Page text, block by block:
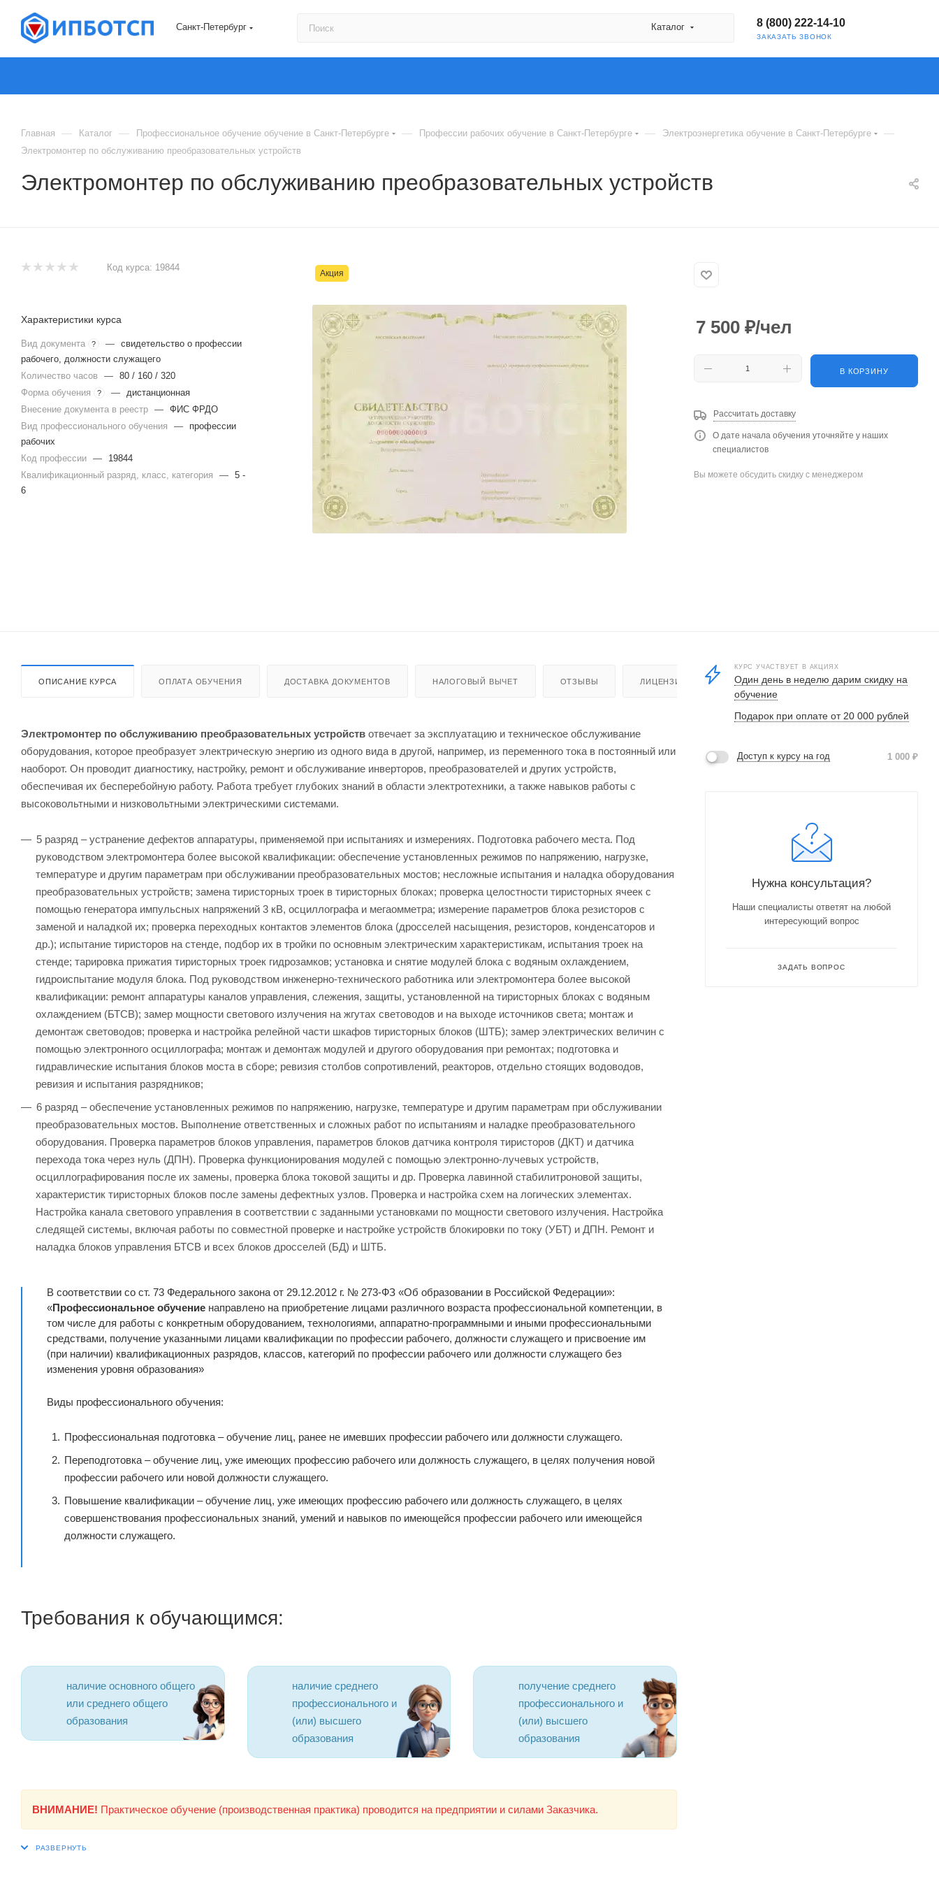
Санкт-Петербург Каталог 8 (800) 222-14-10
ЗАКАЗАТЬ ЗВОНОК
Главная — Каталог — Профессиональное обучение обучение в Санкт-Петербурге — Профессии рабочих обучение в Санкт-Петербурге — Электроэнергетика обучение в Санкт-Петербурге —
Электромонтер по обслуживанию преобразовательных устройств
Электромонтер по обслуживанию преобразовательных устройств
Акция
Код курса: 19844
Характеристики курса
Вид документа ? — свидетельство о профессии
рабочего, должности служащего
Количество часов
— 80 / 160 / 320
Форма обучения
? —
дистанционная
Внесение документа в реестр — ФИС ФРДО
Вид профессионального обучения
—
профессии
рабочих
Код профессии —
19844
Квалификационный разряд, класс, категория
— 5 -
6
7 500 ₽/чел
В КОРЗИНУ
Рассчитать доставку
О дате начала обучения уточняйте у наших
специалистов
Вы можете обсудить скидку с менеджером
ОПИСАНИЕ КУРСА ОПЛАТА ОБУЧЕНИЯ ДОСТАВКА ДОКУМЕНТОВ НАЛОГОВЫЙ ВЫЧЕТ ОТЗЫВЫ ЛИЦЕНЗИЯ
Электромонтер по обслуживанию преобразовательных устройств отвечает за эксплуатацию и техническое обслуживание
оборудования, которое преобразует электрическую энергию из одного вида в другой, например, из переменного тока в постоянный или
наоборот. Он проводит диагностику, настройку, ремонт и обслуживание инверторов, преобразователей и других устройств,
обеспечивая их бесперебойную работу. Работа требует глубоких знаний в области электротехники, а также навыков работы с
высоковольтными и низковольтными электрическими системами.
5 разряд – устранение дефектов аппаратуры, применяемой при испытаниях и измерениях. Подготовка рабочего места. Под
руководством электромонтера более высокой квалификации: обеспечение установленных режимов по напряжению, нагрузке,
температуре и другим параметрам при обслуживании преобразовательных мостов; несложные испытания и наладка оборудования
преобразовательных устройств; замена тиристорных троек в тиристорных блоках; проверка целостности тиристорных ячеек с
помощью генератора импульсных напряжений 3 кВ, осциллографа и мегаомметра; измерение параметров блока резисторов с
заменой и наладкой их; проверка переходных контактов элементов блока (дросселей насыщения, резисторов, конденсаторов и
др.); испытание тиристоров на стенде, подбор их в тройки по основным электрическим характеристикам, испытания троек на
стенде; тарировка прижатия тиристорных троек гидрозамков; установка и снятие модулей блока с водяным охлаждением,
гидроиспытание модуля блока. Под руководством инженерно-технического работника или электромонтера более высокой
квалификации: ремонт аппаратуры каналов управления, слежения, защиты, установленной на тиристорных блоках с водяным
охлаждением (БТСВ); замер мощности светового излучения на жгутах световодов и на выходе источников света; монтаж и
демонтаж световодов; проверка и настройка релейной части шкафов тиристорных блоков (ШТБ); замер электрических величин с
помощью электронного осциллографа; монтаж и демонтаж модулей и другого оборудования при ремонтах; подготовка и
гидравлические испытания блоков моста в сборе; ревизия столбов сопротивлений, реакторов, отдельно стоящих водоводов,
ревизия и испытания разрядников;
6 разряд – обеспечение установленных режимов по напряжению, нагрузке, температуре и другим параметрам при обслуживании
преобразовательных мостов. Выполнение ответственных и сложных работ по испытаниям и наладке преобразовательного
оборудования. Проверка параметров блоков управления, параметров блоков датчика контроля тиристоров (ДКТ) и датчика
перехода тока через нуль (ДПН). Проверка функционирования модулей с помощью электронно-лучевых устройств,
осциллографирования после их замены, проверка блока токовой защиты и др. Проверка лавинной стабилитроновой защиты,
характеристик тиристорных блоков после замены дефектных узлов. Проверка и настройка схем на логических элементах.
Настройка канала светового управления в соответствии с заданными установками по мощности светового излучения. Настройка
следящей системы, включая работы по совместной проверке и настройке устройств блокировки по току (УБТ) и ДПН. Ремонт и
наладка блоков управления БТСВ и всех блоков дросселей (БД) и ШТБ.
В соответствии со ст. 73 Федерального закона от 29.12.2012 г. № 273-ФЗ «Об образовании в Российской Федерации»:
«Профессиональное обучение направлено на приобретение лицами различного возраста профессиональной компетенции, в
том числе для работы с конкретным оборудованием, технологиями, аппаратно-программными и иными профессиональными
средствами, получение указанными лицами квалификации по профессии рабочего, должности служащего и присвоение им
(при наличии) квалификационных разрядов, классов, категорий по профессии рабочего или должности служащего без
изменения уровня образования»
Виды профессионального обучения:
Профессиональная подготовка – обучение лиц, ранее не имевших профессии рабочего или должности служащего.
Переподготовка – обучение лиц, уже имеющих профессию рабочего или должность служащего, в целях получения новой
профессии рабочего или новой должности служащего.
Повышение квалификации – обучение лиц, уже имеющих профессию рабочего или должность служащего, в целях
совершенствования профессиональных знаний, умений и навыков по имеющейся профессии рабочего или имеющейся
должности служащего.
Требования к обучающимся:
наличие основного общего
или среднего общего
образования
наличие среднего
профессионального и
(или) высшего
образования
получение среднего
профессионального и
(или) высшего
образования
ВНИМАНИЕ! Практическое обучение (производственная практика) проводится на предприятии и силами Заказчика.
КУРС УЧАСТВУЕТ В АКЦИЯХ
Один день в неделю дарим скидку на
обучение
Подарок при оплате от 20 000 рублей
Доступ к курсу на год 1 000 ₽
Нужна консультация?
Наши специалисты ответят на любой
интересующий вопрос
ЗАДАТЬ ВОПРОС